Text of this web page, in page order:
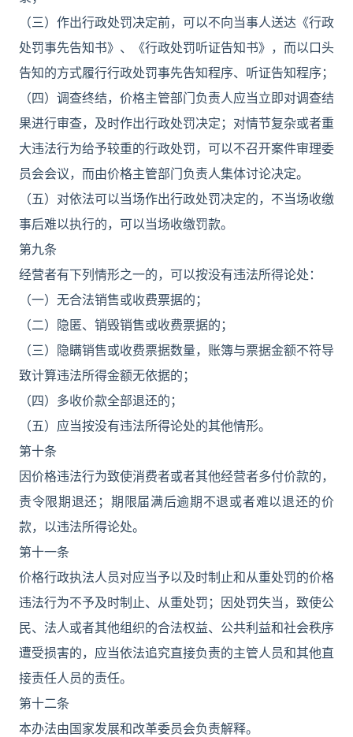
（三）作出行政处罚决定前，可以不向当事人送达《行政
处罚事先告知书》、《行政处罚听证告知书》，而以口头
告知的方式履行行政处罚事先告知程序、听证告知程序；
（四）调查终结，价格主管部门负责人应当立即对调查结
果进行审查，及时作出行政处罚决定；对情节复杂或者重
大违法行为给予较重的行政处罚，可以不召开案件审理委
员会会议，而由价格主管部门负责人集体讨论决定。
（五）对依法可以当场作出行政处罚决定的，不当场收缴
事后难以执行的，可以当场收缴罚款。
第九条
经营者有下列情形之一的，可以按没有违法所得论处：
（一）无合法销售或收费票据的；
（二）隐匿、销毁销售或收费票据的；
（三）隐瞒销售或收费票据数量，账簿与票据金额不符导
致计算违法所得金额无依据的；
（四）多收价款全部退还的；
（五）应当按没有违法所得论处的其他情形。
第十条
因价格违法行为致使消费者或者其他经营者多付价款的，
责令限期退还；期限届满后逾期不退或者难以退还的价
款，以违法所得论处。
第十一条
价格行政执法人员对应当予以及时制止和从重处罚的价格
违法行为不予及时制止、从重处罚；因处罚失当，致使公
民、法人或者其他组织的合法权益、公共利益和社会秩序
遭受损害的，应当依法追究直接负责的主管人员和其他直
接责任人员的责任。
第十二条
本办法由国家发展和改革委员会负责解释。